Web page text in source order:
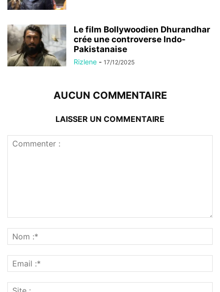
Le film Bollywoodien Dhurandhar
crée une controverse Indo-
Pakistanaise
Rizlene - 17/12/2025
AUCUN COMMENTAIRE
LAISSER UN COMMENTAIRE